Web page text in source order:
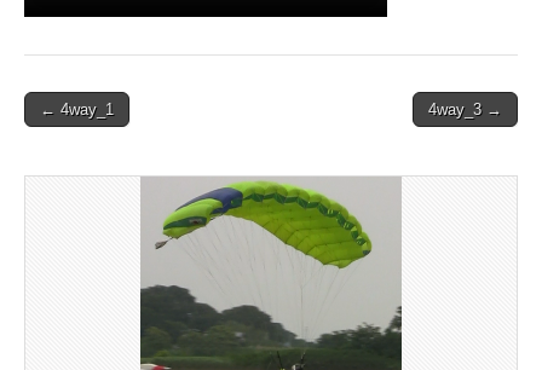
Post
← 4way_1 4way_3 →